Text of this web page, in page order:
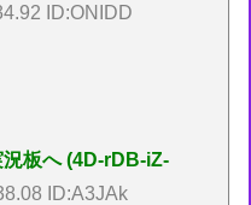
ID:ONIDD
板へ (4D-rDB-iZ-
ID:A3JAk